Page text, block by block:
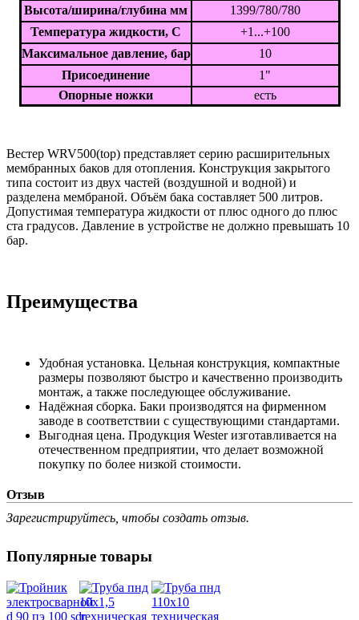
Высота/ширина/глубина мм
1399/780/780
Температура жидкости, С
+1...+100
Максимальное давление, бар
10
Присоединение
1"
Опорные ножки
есть
Вестер WRV500(top) представляет серию расширительных
мембранных баков для отопления. Конструкция закрытого
типа состоит из двух частей (воздушной и водной) и
разделена мембраной. Объём бака составляет 500 литров.
Допустимая температура жидкости от плюс одного до плюс
ста градусов. Давление в устройстве не должно превышать 10
бар.
Преимущества
Удобная установка. Цельная конструкция, компактные
размеры позволяют быстро и качественно производить
монтаж, а также последующее обслуживание.
Надёжная сборка. Баки производятся на фирменном
заводе в соответствии с существующими стандартами.
Выгодная цена. Продукция Wester изготавливается на
отечественном предприятии, что делает возможной
покупку по более низкой стоимости.
Отзыв
Зарегистрируйтесь, чтобы создать отзыв.
Популярные товары